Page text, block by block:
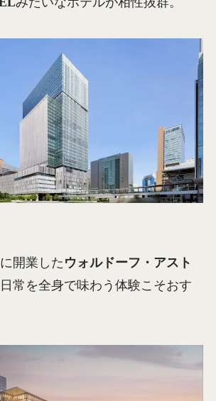
開業した ウォルドーフ・アスト
常を全身で味わう体験こそおす